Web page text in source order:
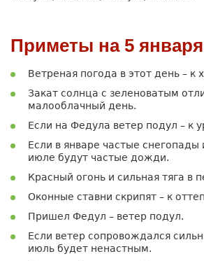
Приметы на 5 января
Ветреная погода в этот день –
Закат солнца с зеленоватым
малооблачный день.
Если на Федула ветер подул – к
Если в январе частые снегопады
июле будут частые дожди.
Красный огонь и сильная тяга в
Оконные ставни скрипят – к
Пришел Федул – ветер подул.
Если ветер сопровождался
июль будет ненастным.